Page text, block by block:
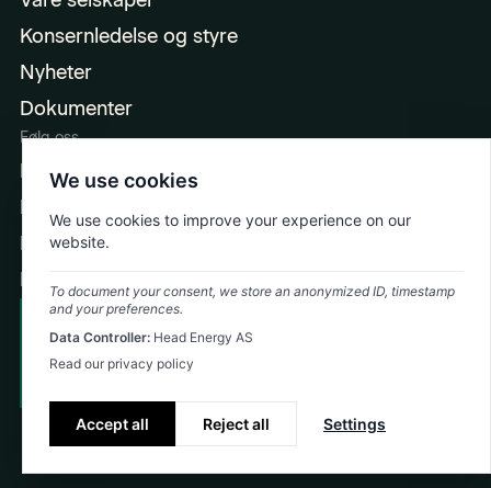
Konsernledelse og styre
Nyheter
Dokumenter
Følg oss
LinkedIn
Facebook
Instagram
Ingeniørpodden
©2026Head Energy
Emergency: +47 992 74 323
Cookie Policy
We use cookies
We use cookies to improve your experience on our
website.
To document your consent, we store an anonymized ID, timestamp
and your preferences.
Data Controller: Head Energy AS
Read our privacy policy
Accept all Reject all Settings